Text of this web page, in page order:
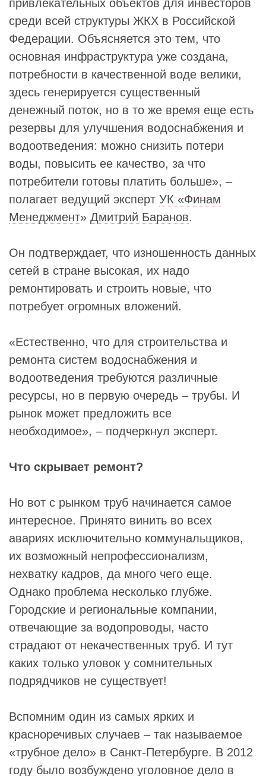
привлекательных объектов для инвесторов
среди всей структуры ЖКХ в Российской
Федерации. Объясняется это тем, что
основная инфраструктура уже создана,
потребности в качественной воде велики,
здесь генерируется существенный
денежный поток, но в то же время еще есть
резервы для улучшения водоснабжения и
водоотведения: можно снизить потери
воды, повысить ее качество, за что
потребители готовы платить больше», –
полагает ведущий эксперт УК «Финам
Менеджмент» Дмитрий Баранов.
Он подтверждает, что изношенность данных
сетей в стране высокая, их надо
ремонтировать и строить новые, что
потребует огромных вложений.
«Естественно, что для строительства и
ремонта систем водоснабжения и
водоотведения требуются различные
ресурсы, но в первую очередь – трубы. И
рынок может предложить все
необходимое», – подчеркнул эксперт.
Что скрывает ремонт?
Но вот с рынком труб начинается самое
интересное. Принято винить во всех
авариях исключительно коммунальщиков,
их возможный непрофессионализм,
нехватку кадров, да много чего еще.
Однако проблема несколько глубже.
Городские и региональные компании,
отвечающие за водопроводы, часто
страдают от некачественных труб. И тут
каких только уловок у сомнительных
подрядчиков не существует!
Вспомним один из самых ярких и
красноречивых случаев – так называемое
«трубное дело» в Санкт-Петербурге. В 2012
году было возбуждено уголовное дело в